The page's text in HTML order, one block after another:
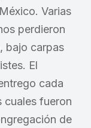
Varias
perdieron
bajo carpas
El
cada
cuales fueron
de